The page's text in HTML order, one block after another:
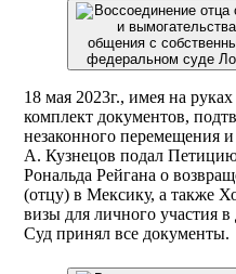
18 мая 2023г., имея на
комплект документов,
незаконного перемещения
А. Кузнецов подал
Рональда Рейгана о
(отцу) в Мексику, а также
визы для личного участия
Суд принял все документы.